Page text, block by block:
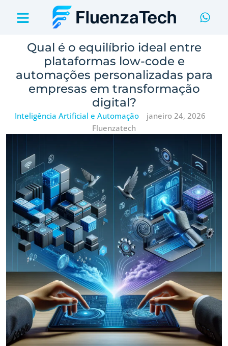
Qual é o equilíbrio ideal entre
plataformas low-code e
automações personalizadas para
empresas em transformação
digital?
Inteligência Artificial e Automação
janeiro 24, 2026
Fluenzatech